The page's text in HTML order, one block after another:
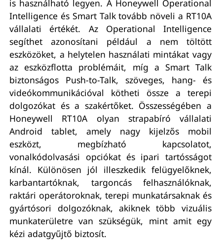
is használható legyen. A Honeywell Operational
Intelligence és Smart Talk tovább növeli a RT10A
vállalati értékét. Az Operational Intelligence
segíthet azonosítani például a nem töltött
eszközöket, a helytelen használati mintákat vagy
az eszközflotta problémáit, míg a Smart Talk
biztonságos Push-to-Talk, szöveges, hang- és
videókommunikációval kötheti össze a terepi
dolgozókat és a szakértőket. Összességében a
Honeywell RT10A olyan strapabíró vállalati
Android tablet, amely nagy kijelzős mobil
eszközt, megbízható kapcsolatot,
vonalkódolvasási opciókat és ipari tartósságot
kínál. Különösen jól illeszkedik felügyelőknek,
karbantartóknak, targoncás felhasználóknak,
raktári operátoroknak, terepi munkatársaknak és
gyártósori dolgozóknak, akiknek több vizuális
munkaterületre van szükségük, mint amit egy
kézi adatgyűjtő biztosít.